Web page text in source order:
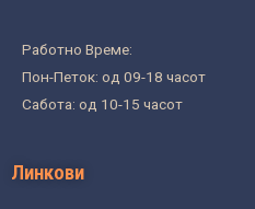
Работно Време:
Пон-Петок: од 09-18 часот
Сабота: од 10-15 часот
Линкови